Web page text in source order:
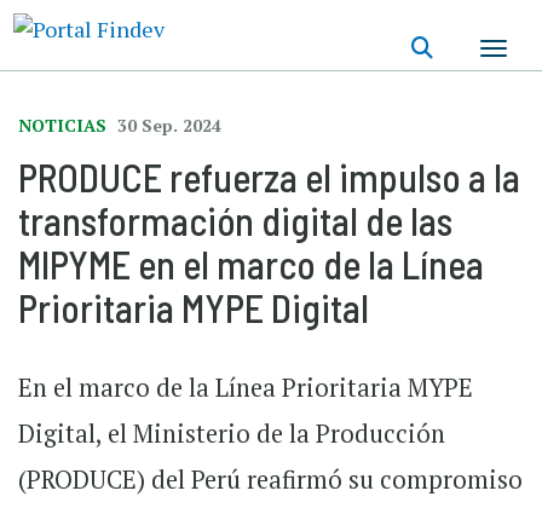
NOTICIAS 30 Sep. 2024
PRODUCE refuerza el impulso a la
transformación digital de las
MIPYME en el marco de la Línea
Prioritaria MYPE Digital
En el marco de la Línea Prioritaria MYPE
Digital, el Ministerio de la Producción
(PRODUCE) del Perú reafirmó su compromiso